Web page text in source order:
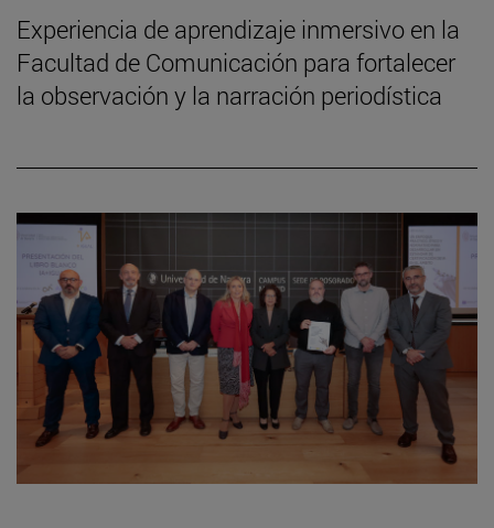
Experiencia de aprendizaje inmersivo en la
Facultad de Comunicación para fortalecer
la observación y la narración periodística